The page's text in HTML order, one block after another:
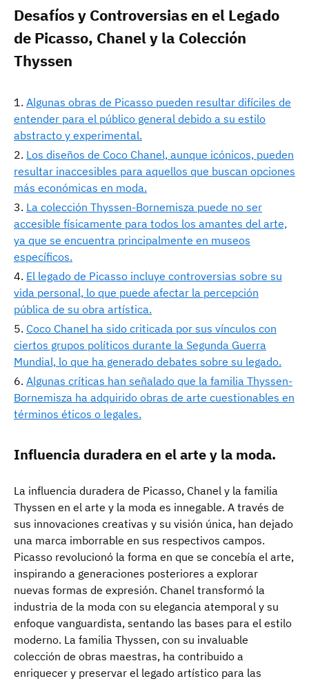
Desafíos y Controversias en el Legado
de Picasso, Chanel y la Colección
Thyssen
Algunas obras de Picasso pueden resultar difíciles de
entender para el público general debido a su estilo
abstracto y experimental.
Los diseños de Coco Chanel, aunque icónicos, pueden
resultar inaccesibles para aquellos que buscan opciones
más económicas en moda.
La colección Thyssen-Bornemisza puede no ser
accesible físicamente para todos los amantes del arte,
ya que se encuentra principalmente en museos
específicos.
El legado de Picasso incluye controversias sobre su
vida personal, lo que puede afectar la percepción
pública de su obra artística.
Coco Chanel ha sido criticada por sus vínculos con
ciertos grupos políticos durante la Segunda Guerra
Mundial, lo que ha generado debates sobre su legado.
Algunas críticas han señalado que la familia Thyssen-
Bornemisza ha adquirido obras de arte cuestionables en
términos éticos o legales.
Influencia duradera en el arte y la moda.
La influencia duradera de Picasso, Chanel y la familia
Thyssen en el arte y la moda es innegable. A través de
sus innovaciones creativas y su visión única, han dejado
una marca imborrable en sus respectivos campos.
Picasso revolucionó la forma en que se concebía el arte,
inspirando a generaciones posteriores a explorar
nuevas formas de expresión. Chanel transformó la
industria de la moda con su elegancia atemporal y su
enfoque vanguardista, sentando las bases para el estilo
moderno. La familia Thyssen, con su invaluable
colección de obras maestras, ha contribuido a
enriquecer y preservar el legado artístico para las